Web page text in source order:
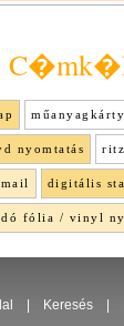
nyomtatás
digitális
fólia / vinyl
Keresés